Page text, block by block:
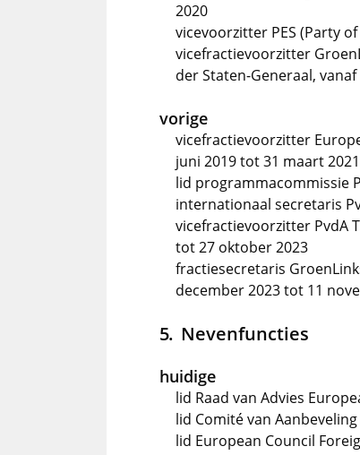
2020
vicevoorzitter PES (Party
vicefractievoorzitter
der Staten-Generaal,
vorige
vicefractievoorzitter
juni 2019 tot 31 maart 2021
lid programmacommissie
internationaal secretaris
vicefractievoorzitter PvdA
tot 27 oktober 2023
fractiesecretaris
december 2023 tot 11
Nevenfuncties
huidige
lid Raad van Advies
lid Comité van
lid European Council